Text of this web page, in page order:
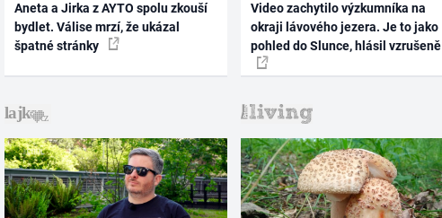
Aneta a Jirka z AYTO spolu zkouší
bydlet. Válise mrzí, že ukázal
špatné stránky
Video zachytilo výzkumníka na
okraji lávového jezera. Je to jako
pohled do Slunce, hlásil vzrušeně